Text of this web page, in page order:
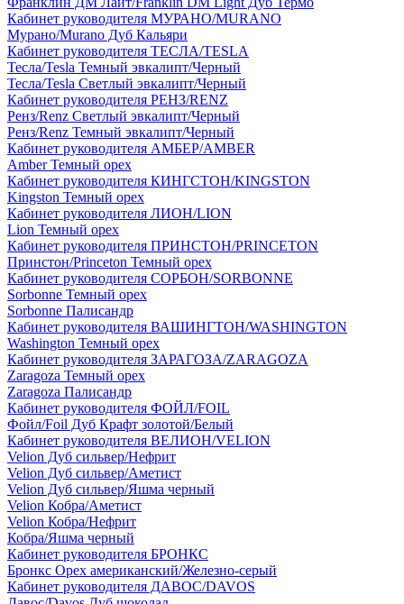
Кабинет руководителя МУРАНО/MURANO
Мурано/Murano Дуб Кальяри
Кабинет руководителя ТЕСЛА/TESLA
Тесла/Tesla Темный эвкалипт/Черный
Тесла/Tesla Светлый эвкалипт/Черный
Кабинет руководителя РЕНЗ/RENZ
Ренз/Renz Светлый эвкалипт/Черный
Ренз/Renz Темный эвкалипт/Черный
Кабинет руководителя АМБЕР/AMBER
Amber Темный орех
Кабинет руководителя КИНГСТОН/KINGSTON
Kingston Темный орех
Кабинет руководителя ЛИОН/LION
Lion Темный орех
Кабинет руководителя ПРИНСТОН/PRINCETON
Принстон/Princeton Темный орех
Кабинет руководителя СОРБОН/SORBONNE
Sorbonne Темный орех
Sorbonne Палисандр
Кабинет руководителя ВАШИНГТОН/WASHINGTON
Washington Темный орех
Кабинет руководителя ЗАРАГОЗА/ZARAGOZA
Zaragoza Темный орех
Zaragoza Палисандр
Кабинет руководителя ФОЙЛ/FOIL
Фойл/Foil Дуб Крафт золотой/Белый
Кабинет руководителя ВЕЛИОН/VELION
Velion Дуб сильвер/Нефрит
Velion Дуб сильвер/Аметист
Velion Дуб сильвер/Яшма черный
Velion Кобра/Аметист
Velion Кобра/Нефрит
Кобра/Яшма черный
Кабинет руководителя БРОНКС
Бронкс Орех американский/Железно-серый
Кабинет руководителя ДАВОС/DAVOS